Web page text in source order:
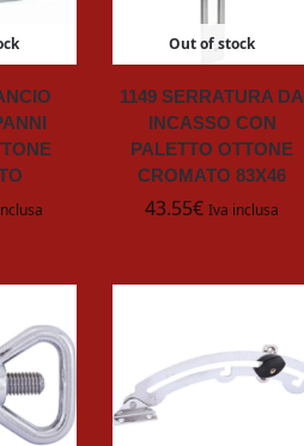
Out of stock
1149 SERRATURA DA
INCASSO CON
PALETTO OTTONE
CROMATO 83X46
43.55€ Iva inclusa